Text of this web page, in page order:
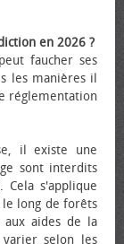
en 2026 ?
faucher ses
les manières il
réglementation
il existe une
sont interdits
Cela s'applique
le long de forêts
aux aides de la
varier selon les